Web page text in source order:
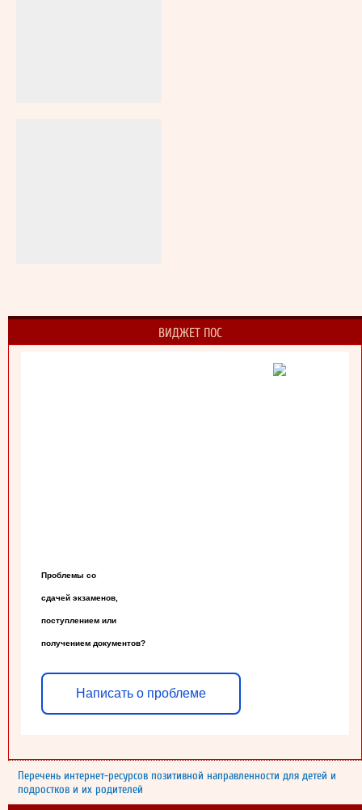
ВИДЖЕТ ПОС
Проблемы со
сдачей экзаменов,
поступлением или
получением документов?
Написать о проблеме
Перечень интернет-ресурсов позитивной направленности для детей и
подростков и их родителей